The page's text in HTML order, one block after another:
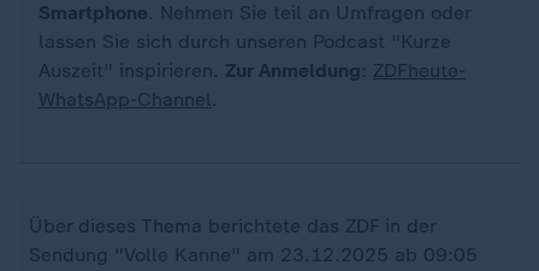
Smartphone. Nehmen Sie teil an Umfragen oder
lassen Sie sich durch unseren Podcast "Kurze
Auszeit" inspirieren. Zur Anmeldung : ZDFheute-
WhatsApp-Channel.
Über dieses Thema berichtete das ZDF in der
Sendung "Volle Kanne" am 23.12.2025 ab 09:05